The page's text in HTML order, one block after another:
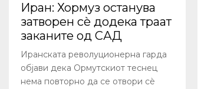
Иран: Хормуз останува
затворен сè додека траат
заканите од САД
Иранската револуционерна гарда
објави дека Ормутскиот теснец
нема повторно да се отвори сè